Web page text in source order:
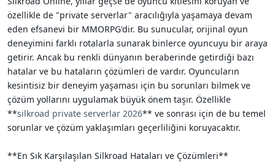
özellikle de "private serverlar" aracılığıyla yaşamaya devam
eden efsanevi bir MMORPG'dir. Bu sunucular, orijinal oyun
deneyimini farklı rotalarla sunarak binlerce oyuncuyu bir araya
getirir. Ancak bu renkli dünyanın beraberinde getirdiği bazı
hatalar ve bu hataların çözümleri de vardır. Oyuncuların
kesintisiz bir deneyim yaşaması için bu sorunları bilmek ve
çözüm yollarını uygulamak büyük önem taşır. Özellikle
**silkroad private serverlar 2026** ve sonrası için de bu temel
sorunlar ve çözüm yaklaşımları geçerliliğini koruyacaktır.
**En Sık Karşılaşılan Silkroad Hataları ve Çözümleri**